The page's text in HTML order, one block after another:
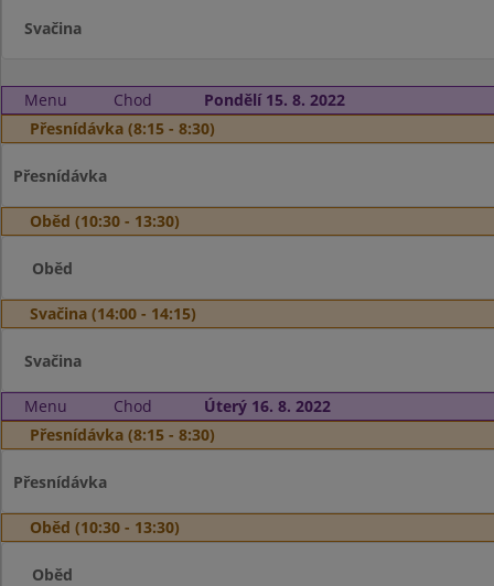
Svačina
Menu Chod
Pondělí 15. 8. 2022
Přesnídávka (8:15 - 8:30)
Přesnídávka
Oběd (10:30 - 13:30)
Oběd
Svačina (14:00 - 14:15)
Svačina
Menu Chod
Úterý 16. 8. 2022
Přesnídávka (8:15 - 8:30)
Přesnídávka
Oběd (10:30 - 13:30)
Oběd